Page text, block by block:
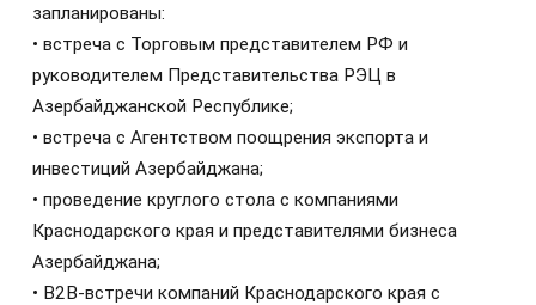
запланированы:
• встреча с Торговым представителем РФ и
руководителем Представительства РЭЦ в
Азербайджанской Республике;
• встреча с Агентством поощрения экспорта и
инвестиций Азербайджана;
• проведение круглого стола с компаниями
Краснодарского края и представителями бизнеса
Азербайджана;
• В2В-встречи компаний Краснодарского края с